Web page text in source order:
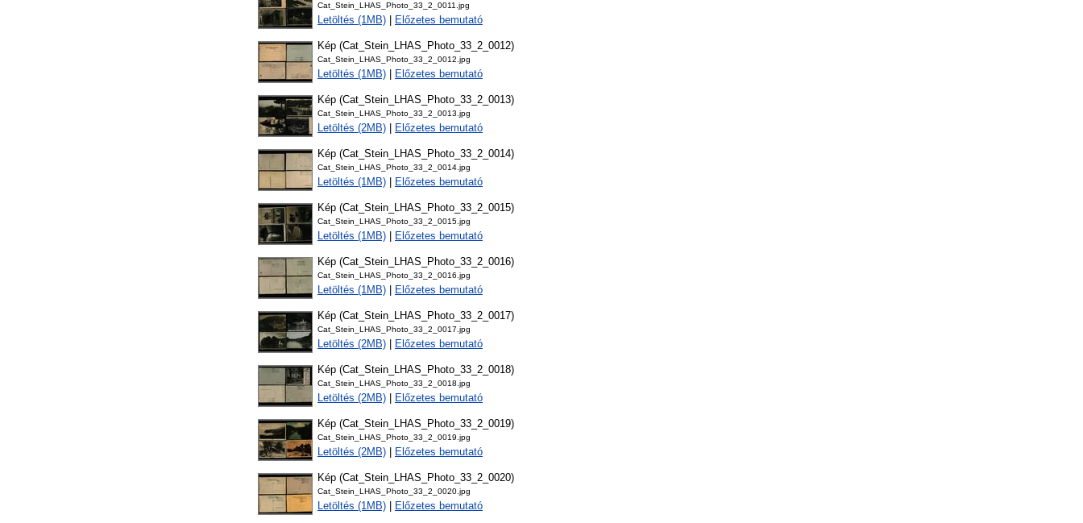
Cat_Stein_LHAS_Photo_33_2_0011.jpg
Letöltés (1MB) Előzetes bemutató
Kép (Cat_Stein_LHAS_Photo_33_2_0012)
Cat_Stein_LHAS_Photo_33_2_0012.jpg
Letöltés (1MB) Előzetes bemutató
Kép (Cat_Stein_LHAS_Photo_33_2_0013)
Cat_Stein_LHAS_Photo_33_2_0013.jpg
Letöltés (2MB) Előzetes bemutató
Kép (Cat_Stein_LHAS_Photo_33_2_0014)
Cat_Stein_LHAS_Photo_33_2_0014.jpg
Letöltés (1MB) Előzetes bemutató
Kép (Cat_Stein_LHAS_Photo_33_2_0015)
Cat_Stein_LHAS_Photo_33_2_0015.jpg
Letöltés (1MB) Előzetes bemutató
Kép (Cat_Stein_LHAS_Photo_33_2_0016)
Cat_Stein_LHAS_Photo_33_2_0016.jpg
Letöltés (1MB) Előzetes bemutató
Kép (Cat_Stein_LHAS_Photo_33_2_0017)
Cat_Stein_LHAS_Photo_33_2_0017.jpg
Letöltés (2MB) Előzetes bemutató
Kép (Cat_Stein_LHAS_Photo_33_2_0018)
Cat_Stein_LHAS_Photo_33_2_0018.jpg
Letöltés (2MB) Előzetes bemutató
Kép (Cat_Stein_LHAS_Photo_33_2_0019)
Cat_Stein_LHAS_Photo_33_2_0019.jpg
Letöltés (2MB) Előzetes bemutató
Kép (Cat_Stein_LHAS_Photo_33_2_0020)
Cat_Stein_LHAS_Photo_33_2_0020.jpg
Letöltés (1MB) Előzetes bemutató